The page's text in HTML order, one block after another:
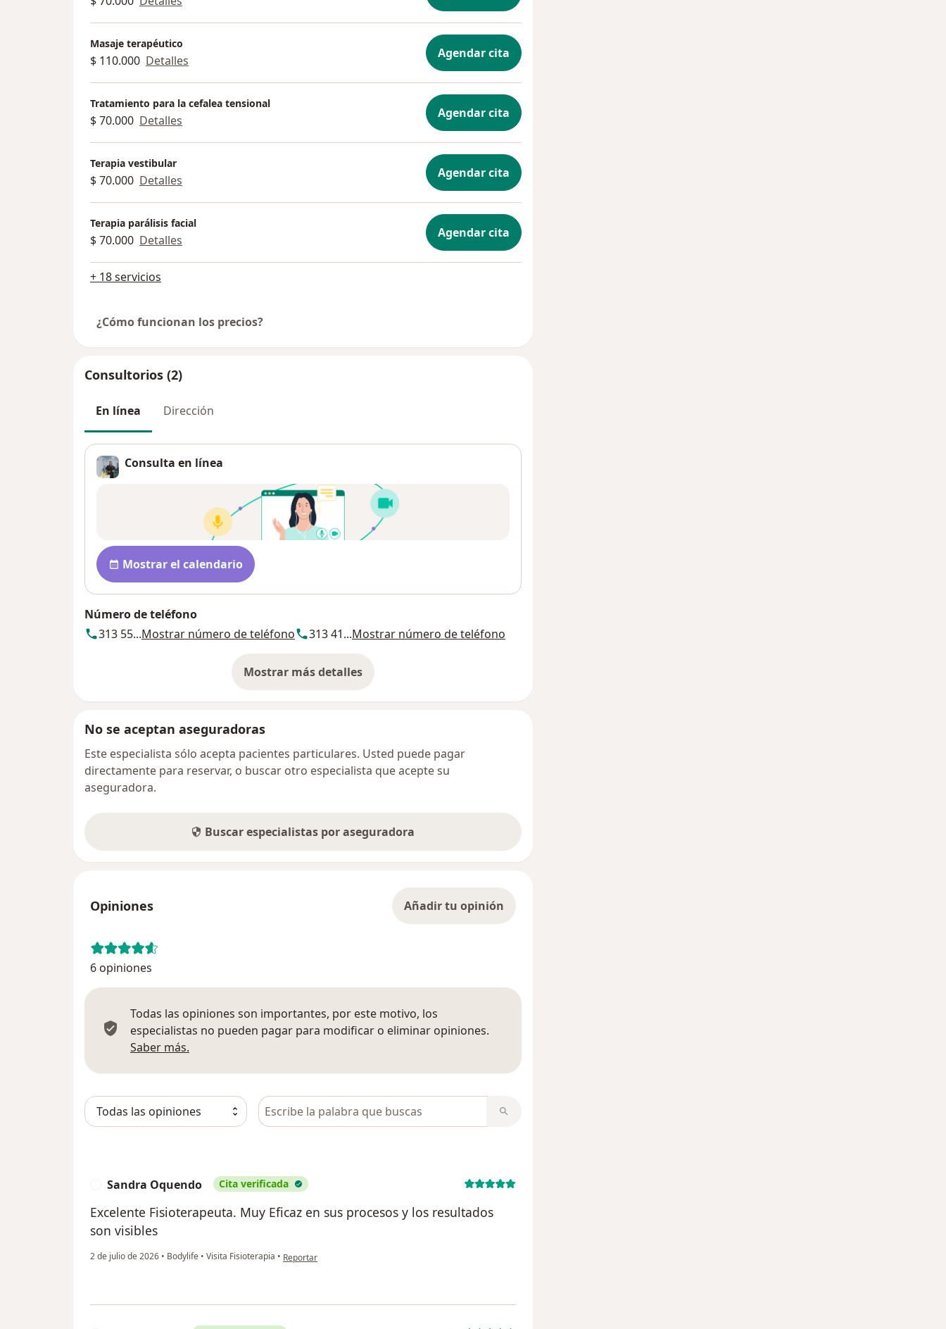
Masaje terapéutico
$ 110.000 Detalles Agendar cita
Tratamiento para la cefalea tensional
$ 70.000 Detalles Agendar cita
Terapia vestibular
$ 70.000 Detalles Agendar cita
Terapia parálisis facial
$ 70.000 Detalles Agendar cita
+ 18 servicios
¿Cómo funcionan los precios?
Consultorios (2)
En línea Dirección
Consulta en línea
Disponibilidad
Mostrar el calendario
Número de teléfono
313 55...Mostrar número de teléfono 313 41...Mostrar número de teléfono
Mostrar más detalles
sobre la dirección
No se aceptan aseguradoras
Este especialista sólo acepta pacientes particulares. Usted puede pagar
directamente para reservar, o buscar otro especialista que acepte su
aseguradora.
Buscar especialistas por aseguradora
Opiniones Añadir tu opinión
6 opiniones
Todas las opiniones son importantes, por este motivo, los
especialistas no pueden pagar para modificar o eliminar opiniones.
Saber más.
Busca en opiniones
Sandra Oquendo Cita verificada
Excelente Fisioterapeuta. Muy Eficaz en sus procesos y los resultados
son visibles
2 de julio de 2026 • Bodylife • Visita Fisioterapia • en opinión del usuario Sandra Oquendo
Reportar